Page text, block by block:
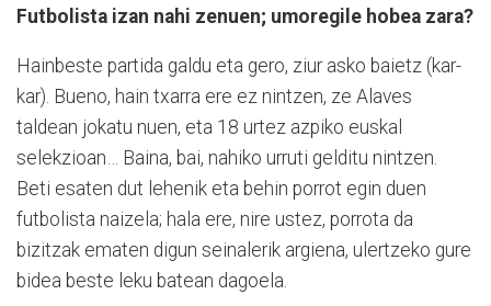
Futbolista izan nahi zenuen; umoregile hobea zara?
Hainbeste partida galdu eta gero, ziur asko baietz (kar-
kar). Bueno, hain txarra ere ez nintzen, ze Alaves
taldean jokatu nuen, eta 18 urtez azpiko euskal
selekzioan… Baina, bai, nahiko urruti gelditu nintzen.
Beti esaten dut lehenik eta behin porrot egin duen
futbolista naizela; hala ere, nire ustez, porrota da
bizitzak ematen digun seinalerik argiena, ulertzeko gure
bidea beste leku batean dagoela.